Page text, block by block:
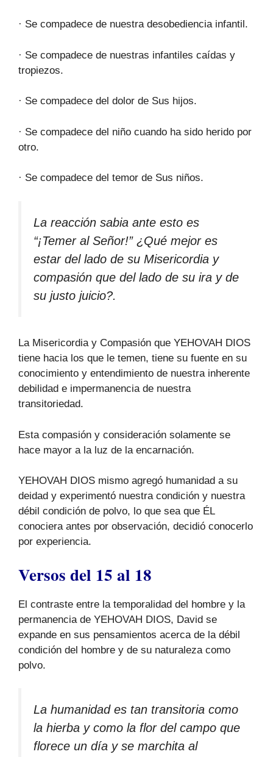
· Se compadece de nuestra desobediencia infantil.
· Se compadece de nuestras infantiles caídas y
tropiezos.
· Se compadece del dolor de Sus hijos.
· Se compadece del niño cuando ha sido herido por
otro.
· Se compadece del temor de Sus niños.
La reacción sabia ante esto es
“¡Temer al Señor!” ¿Qué mejor es
estar del lado de su Misericordia y
compasión que del lado de su ira y de
su justo juicio?.
La Misericordia y Compasión que YEHOVAH DIOS
tiene hacia los que le temen, tiene su fuente en su
conocimiento y entendimiento de nuestra inherente
debilidad e impermanencia de nuestra
transitoriedad.
Esta compasión y consideración solamente se
hace mayor a la luz de la encarnación.
YEHOVAH DIOS mismo agregó humanidad a su
deidad y experimentó nuestra condición y nuestra
débil condición de polvo, lo que sea que ÉL
conociera antes por observación, decidió conocerlo
por experiencia.
Versos del 15 al 18
El contraste entre la temporalidad del hombre y la
permanencia de YEHOVAH DIOS, David se
expande en sus pensamientos acerca de la débil
condición del hombre y de su naturaleza como
polvo.
La humanidad es tan transitoria como
la hierba y como la flor del campo que
florece un día y se marchita al